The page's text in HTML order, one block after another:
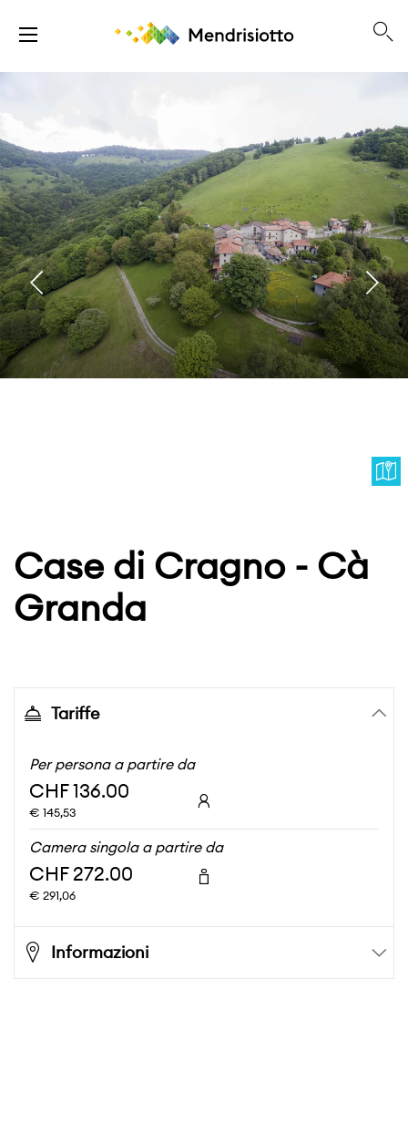
Case di Cragno - Cà
Granda
Tariffe
Per persona a partire da
CHF 136.00
€ 145,53
Camera singola a partire da
CHF 272.00
€ 291,06
Informazioni